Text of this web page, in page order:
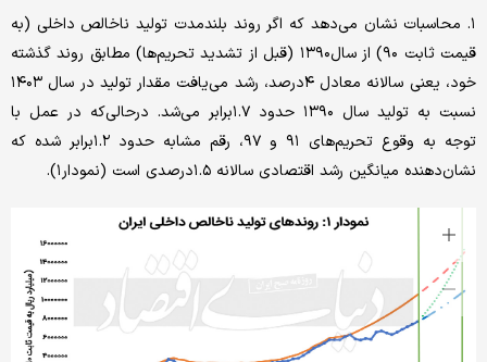
۱. محاسبات نشان می‌دهد که اگر روند بلندمدت تولید ناخالص داخلی (به
قیمت ثابت ۹۰) از سال۱۳۹۰ (قبل از تشدید تحریم‌ها) مطابق روند گذشته
خود، یعنی سالانه معادل ۴درصد، رشد می‌یافت مقدار تولید در سال ۱۴۰۳
نسبت به تولید سال ۱۳۹۰ حدود ۱.۷برابر می‌شد. درحالی‌که در عمل با
توجه به وقوع تحریم‌های ۹۱ و ۹۷، رقم مشابه حدود ۱.۲برابر شده که
نشان‌دهنده میانگین رشد اقتصادی سالانه ۱.۵درصدی است (نمودار۱).